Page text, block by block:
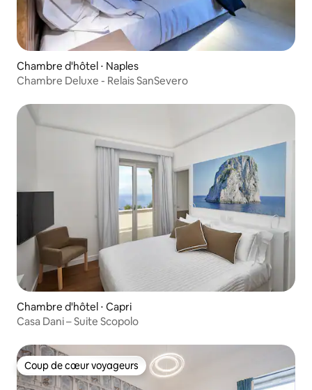
Chambre d'hôtel ⋅ Naples
Chambre Deluxe - Relais SanSevero
Chambre d'hôtel ⋅ Capri
Casa Dani – Suite Scopolo
Coup de cœur voyageurs
Coup de cœur voyageurs